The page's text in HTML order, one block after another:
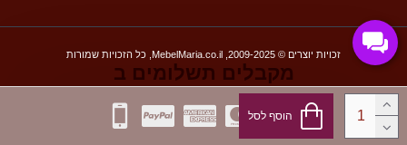
הוסף לסל
זכויות יוצרים © 2009-2025, MebelMaria.co.il, כל הזכויות שמורות
מקבלים תשלומים ב